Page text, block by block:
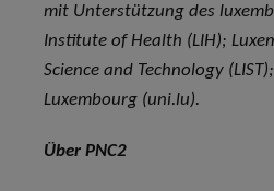
mit Unterstützung des
Institute of Health (LIH);
Science and Technology
Luxembourg (uni.lu).
Über PNC2